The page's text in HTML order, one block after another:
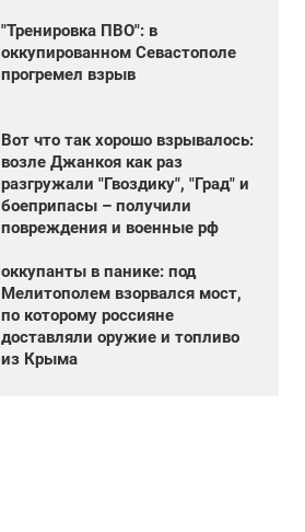
"Тренировка ПВО": в
оккупированном Севастополе
прогремел взрыв
Вот что так хорошо взрывалось:
возле Джанкоя как раз
разгружали "Гвоздику", "Град" и
боеприпасы – получили
повреждения и военные рф
оккупанты в панике: под
Мелитополем взорвался мост,
по которому россияне
доставляли оружие и топливо
из Крыма